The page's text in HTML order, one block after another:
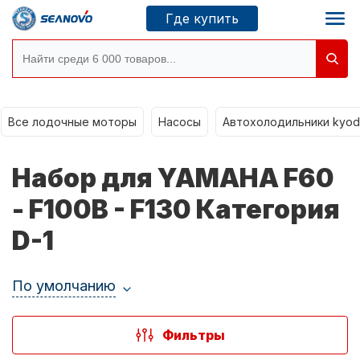
Где купить
Новосибирск
Где купить
Моторы SEANOVO
Все лодочные моторы Насосы Автохолодильники
Набор для YAMAHA F60
- F100B - F130 Категория
D-1
По умолчанию
Фильтры